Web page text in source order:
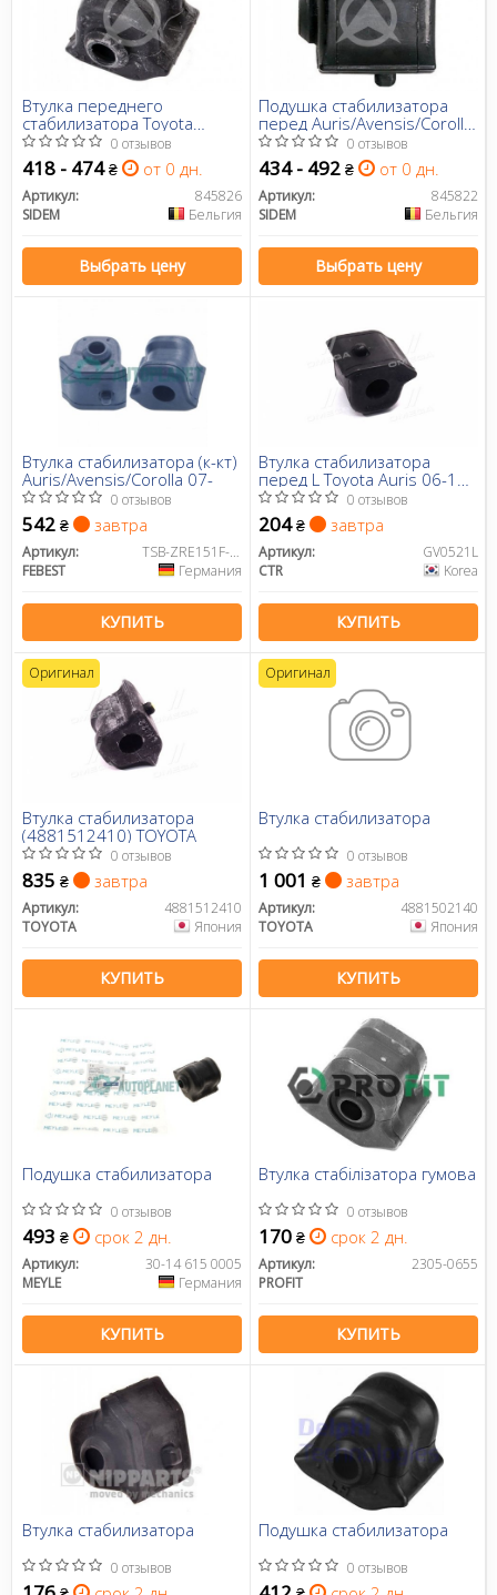
Втулка переднего
стабилизатора Toyota
Avensis 08-(d=24 mm) Л.
0 отзывов
418 - 474₴ от 0 дн.
Артикул:
845826
SIDEM
Бельгия
Выбрать цену
Подушка стабилизатора
перед Auris/Avensis/Corolla
06- Л.
0 отзывов
434 - 492 ₴ от 0 дн.
Артикул:
845822
SIDEM
Бельгия
Выбрать цену
Втулка стабилизатора (к-кт)
Auris/Avensis/Corolla 07-
0 отзывов
542 ₴ завтра
Артикул:
TSB-ZRE151F-KIT
FEBEST
Германия
КУПИТЬ
Втулка стабилизатора
перед L Toyota Auris 06-18
Corolla 05-19 I.D. = 21,2 OLD
CVT-86L (пр-во CTR)
0 отзывов
204₴ завтра
Артикул:
GV0521L
CTR
Korea
КУПИТЬ
Втулка стабилизатора
(4881512410) TOYOTA
0 отзывов
835 ₴ завтра
Артикул:
4881512410
TOYOTA
Япония
КУПИТЬ
Оригинал
Втулка стабилизатора
0 отзывов
1 001 ₴ завтра
Артикул:
4881502140
TOYOTA
Япония
КУПИТЬ
Оригинал
Подушка стабилизатора
0 отзывов
493 ₴ срок 2 дн.
Артикул:
30-14 615 0005
MEYLE
Германия
КУПИТЬ
Втулка стабілізатора гумова
0 отзывов
170 ₴ срок 2 дн.
Артикул:
2305-0655
PROFIT
КУПИТЬ
Втулка стабилизатора
0 отзывов
Подушка стабилизатора
0 отзывов